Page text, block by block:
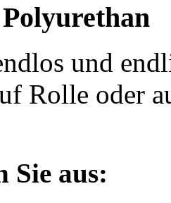
und
Rolle oder
Sie aus: